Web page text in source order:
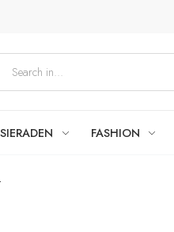
SIERADEN FASHION